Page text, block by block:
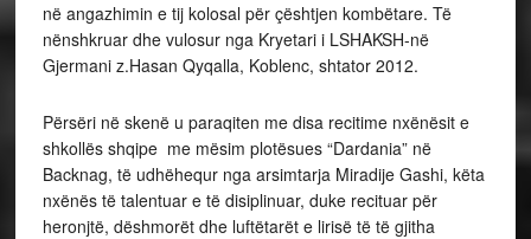
në angazhimin e tij kolosal për çështjen kombëtare. Të
nënshkruar dhe vulosur nga Kryetari i LSHAKSH-në
Gjermani z.Hasan Qyqalla, Koblenc, shtator 2012.
Përsëri në skenë u paraqiten me disa recitime nxënësit e
shkollës shqipe me mësim plotësues “Dardania” në
Backnag, të udhëhequr nga arsimtarja Miradije Gashi, këta
nxënës të talentuar e të disiplinuar, duke recituar për
heronjtë, dëshmorët dhe luftëtarët e lirisë të të gjitha